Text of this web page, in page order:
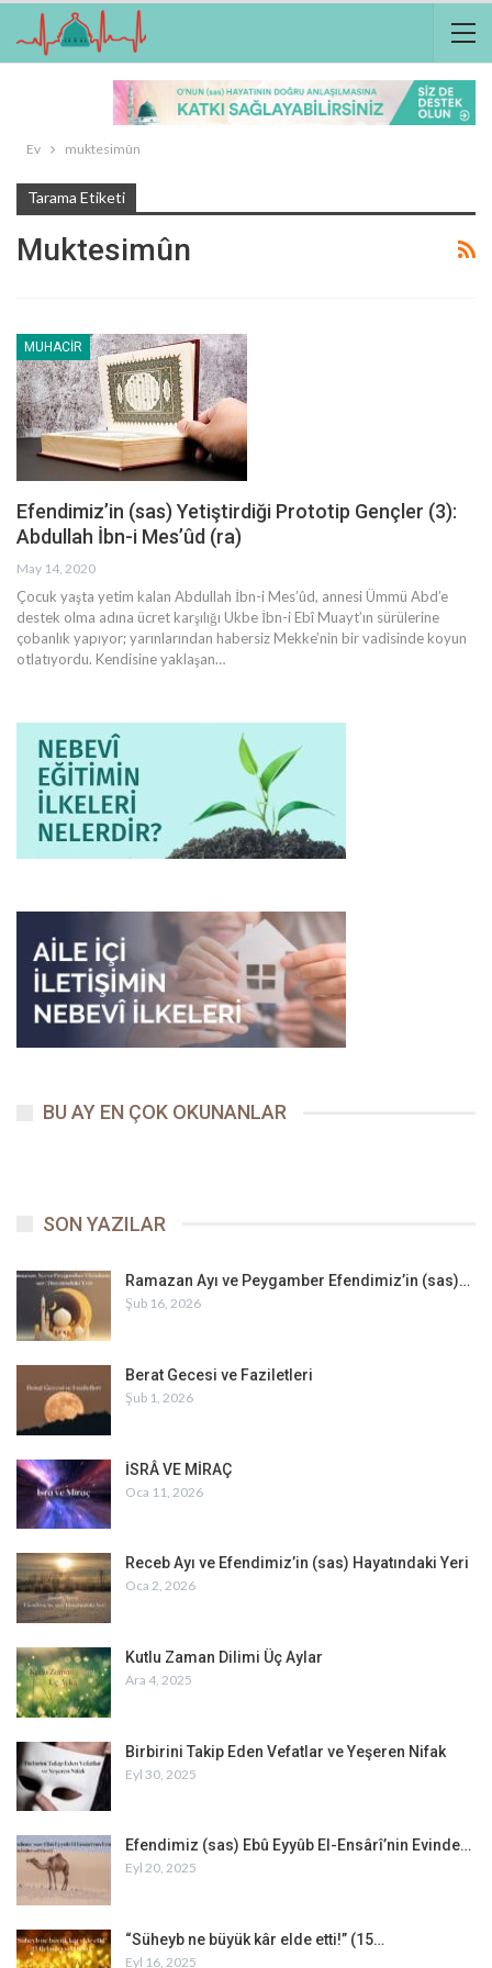
Ev muktesimûn
Tarama Etiketi
Muktesimûn
MUHACIR
Efendimiz’in (sas) Yetiştirdiği Prototip Gençler (3):
Abdullah İbn-i Mes’ûd (ra)
May 14, 2020
Çocuk yaşta yetim kalan Abdullah İbn-i Mes’ûd, annesi Ümmü Abd’e
destek olma adına ücret karşılığı Ukbe İbn-i Ebî Muayt’ın sürülerine
çobanlık yapıyor; yarınlarından habersiz Mekke’nin bir vadisinde koyun
otlatıyordu. Kendisine yaklaşan…
BU AY EN ÇOK OKUNANLAR
SON YAZILAR
Ramazan Ayı ve Peygamber Efendimiz’in (sas)…
Şub 16, 2026
Berat Gecesi ve Faziletleri
Şub 1, 2026
İSRÂ VE MİRAÇ
Oca 11, 2026
Receb Ayı ve Efendimiz’in (sas) Hayatındaki Yeri
Oca 2, 2026
Kutlu Zaman Dilimi Üç Aylar
Ara 4, 2025
Birbirini Takip Eden Vefatlar ve Yeşeren Nifak
Eyl 30, 2025
Efendimiz (sas) Ebû Eyyûb El-Ensârî’nin Evinde…
Eyl 20, 2025
“Süheyb ne büyük kâr elde etti!” (15…
Eyl 16, 2025